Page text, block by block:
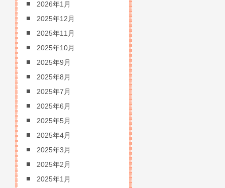
2026年1月
2025年12月
2025年11月
2025年10月
2025年9月
2025年8月
2025年7月
2025年6月
2025年5月
2025年4月
2025年3月
2025年2月
2025年1月